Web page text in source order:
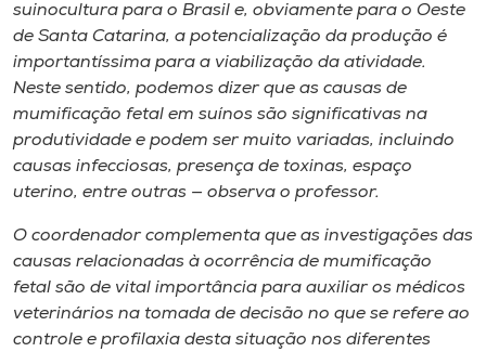
suinocultura para o Brasil e, obviamente para o Oeste
de Santa Catarina, a potencialização da produção é
importantíssima para a viabilização da atividade.
Neste sentido, podemos dizer que as causas de
mumificação fetal em suínos são significativas na
produtividade e podem ser muito variadas, incluindo
causas infecciosas, presença de toxinas, espaço
uterino, entre outras — observa o professor.
O coordenador complementa que as investigações das
causas relacionadas à ocorrência de mumificação
fetal são de vital importância para auxiliar os médicos
veterinários na tomada de decisão no que se refere ao
controle e profilaxia desta situação nos diferentes